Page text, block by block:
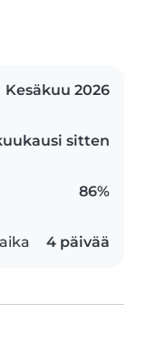
Kesäkuu 2026
sitten
86%
4 päivää